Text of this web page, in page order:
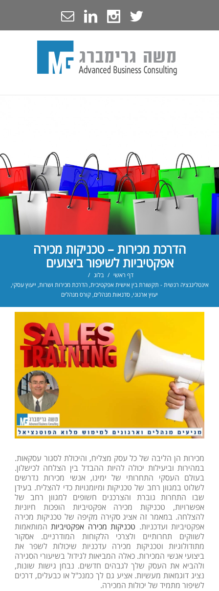
הדרכת מכירות – טכניקות מכירה
אפקטיביות לשיפור ביצועים
דף ראשי / בלוג /
אינטליגנציה רגשית - תקשורת בין אישית אפקטיבית,הדרכת מכירות ושרות, ייעוץ עסקי,
יעוץ ארגוני,סדנאות מנהלים,קורס מנהלים
מכירות הן הליבה של כל עסק מצליח, והיכולת לסגור עסקאות.
במהירות וביעילות יכולה להיות ההבדל בין הצלחה לכישלון.
בעולם העסקי התחרותי של ימינו, אנשי מכירות נדרשים
לשלוט במגוון רחב של טכניקות ומיומנויות כדי להצליח. בעידן
שבו התחרות גוברת והצרכנים חשופים למגוון רחב של
אפשרויות, טכניקות מכירה אפקטיביות הופכות חיוניות
להצלחה. במאמר זה אציג סקירה מקיפה של טכניקות מכירה
אפקטיביות ועדכניות. טכניקות מכירה אפקטיביותהמותאמות
לשווקים תחרותיים ולצרכי הלקוחות המודרניים. אסקור
מתודולוגיות וטכניקות מכירה עדכניות שיכולות לשפר את
ביצועי אנשי המכירות. כאלה המביאות לגידול בשיעורי הסגירה
ולהביא את העסק שלך לגבהים חדשים. נבחן גישות שונות,
נציג דוגמאות מעשיות. אציע גם לך כמנכ"ל או כבעלים, דרכים
לשיפור מתמיד של יכולות המכירה.